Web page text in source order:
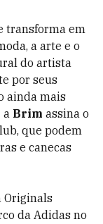
transforma em
a arte e o
do artista
por seus
ainda mais
a Brim assina o
que podem
e canecas
Originals
da Adidas no